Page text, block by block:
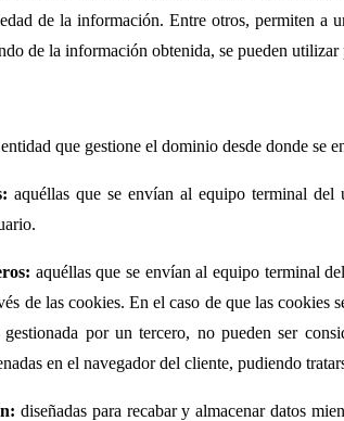
de la información. Entre otros, permiten a
de la información obtenida, se pueden
que gestione el dominio desde donde se
aquéllas que se envían al equipo terminal
aquéllas que se envían al equipo terminal
de las cookies. En el caso de que las
gestionada por un tercero, no pueden ser
en el navegador del cliente, pudiendo
diseñadas para recabar y almacenar datos